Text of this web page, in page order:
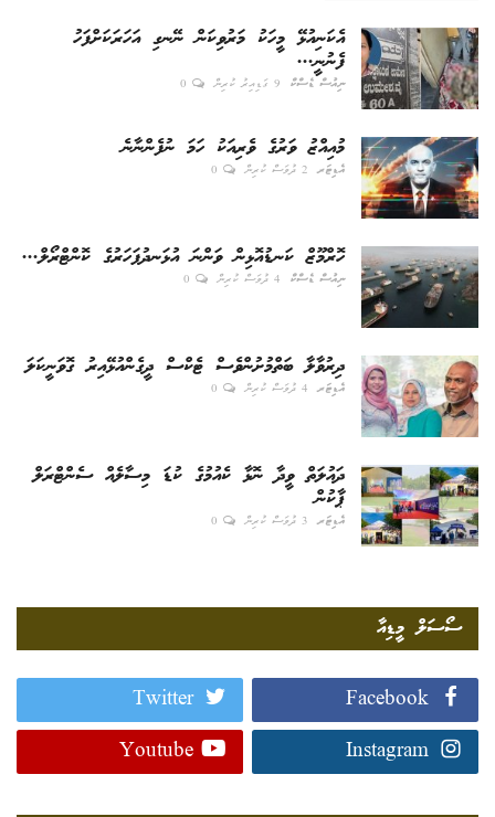
އެކަނިއުޅޭ މީހަކު މަރުވިކަން ނޭނގި އަހަރަކަށްފަހު
ފެނުނީ...
ނިއުސް ޑެސްކް 9 ގަޑިއިރު ކުރިން 0
މުއިއްޒު ވަރުގެ ވެރިއަކު ހަމަ ނުފެންނާނެ
އެޑިޓަރ 2 ދުވަސް ކުރިން 0
ހޮރްމޫޒް ކަނޑުއޮޅިން ވަންނަ އުޅަނދުފަހަރުގެ ކޮންޓްރޯލް...
ނިއުސް ޑެސްކް 4 ދުވަސް ކުރިން 0
ދިރުވާލާ ބަތްމުށުންވެސް ޓެކްސް ދީގެންއުޅޭއިރު ގޮވަނީކަލަ
އެޑިޓަރ 4 ދުވަސް ކުރިން 0
ދައުލަތް ވީދާ ނޮޅާ ކެއުމުގެ ކުޑަ މިސާލެއް ސެންޓްރަލް
ޕާކުން
އެޑިޓަރ 3 ދުވަސް ކުރިން 0
ސޯސަލް މީޑިއާ
Facebook
Twitter
Instagram
Youtube